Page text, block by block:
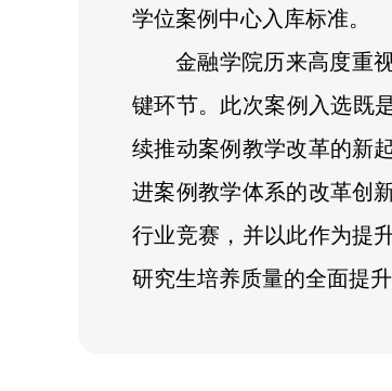
学位案例中心入库标准。
金融学院历来高度重
键环节。此次案例入选既
续推动案例教学改革的新
进案例教学体系的改革创
行业竞赛，并以此作为提
研究生培养质量的全面提升